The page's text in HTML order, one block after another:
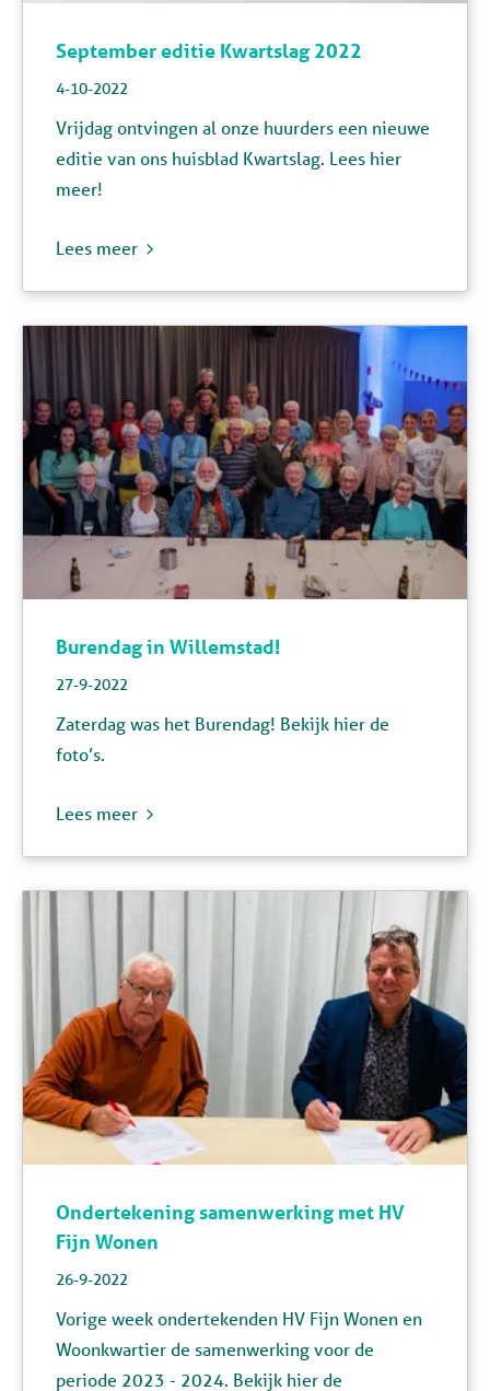
September editie Kwartslag 2022
4-10-2022
Vrijdag ontvingen al onze huurders een nieuwe
editie van ons huisblad Kwartslag. Lees hier
meer!
Lees meer
Burendag in Willemstad!
27-9-2022
Zaterdag was het Burendag! Bekijk hier de
foto’s.
Lees meer
Ondertekening samenwerking met HV
Fijn Wonen
26-9-2022
Vorige week ondertekenden HV Fijn Wonen en
Woonkwartier de samenwerking voor de
periode 2023 - 2024. Bekijk hierde